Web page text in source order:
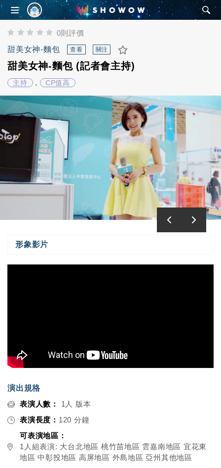
0則評價
甜美女神-麵包
查看 關注
甜美女神-麵包 (記者會主持)
主持 , CP值高
形象影片
演出規格
表演人數：
1人 版本
表演長度： 120 分鐘
可表演地區：
1人組表演: 大台北地區 桃竹苗地區 雲嘉南地區 宜花東
地區 中彰投地區 高屏地區 外島地區 亞州其他地區